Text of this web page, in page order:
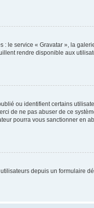
le service « Gravatar », la
rendre disponible aux
ou identifient certains
de ne pas abuser de ce
pourra vous sanctionner en
depuis un formulaire